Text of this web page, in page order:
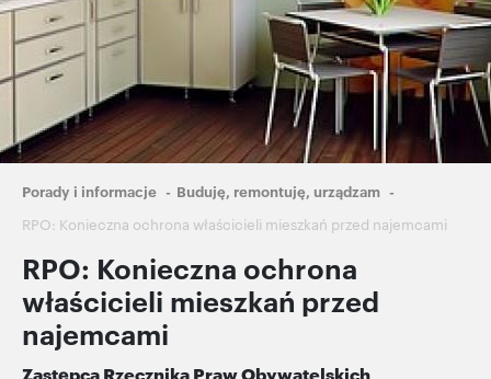
Ścieżka
nawigacyjna
Porady i informacje
Buduję, remontuję, urządzam
RPO: Konieczna ochrona właścicieli mieszkań przed najemcami
RPO: Konieczna ochrona
właścicieli mieszkań przed
najemcami
Zastępca Rzecznika Praw Obywatelskich